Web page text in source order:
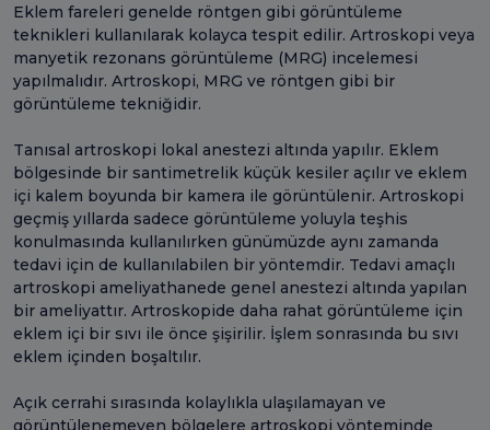
Eklem fareleri genelde röntgen gibi görüntüleme
teknikleri kullanılarak kolayca tespit edilir. Artroskopi veya
manyetik rezonans görüntüleme (MRG) incelemesi
yapılmalıdır. Artroskopi, MRG ve röntgen gibi bir
görüntüleme tekniğidir.
Tanısal artroskopi lokal anestezi altında yapılır. Eklem
bölgesinde bir santimetrelik küçük kesiler açılır ve eklem
içi kalem boyunda bir kamera ile görüntülenir. Artroskopi
geçmiş yıllarda sadece görüntüleme yoluyla teşhis
konulmasında kullanılırken günümüzde aynı zamanda
tedavi için de kullanılabilen bir yöntemdir. Tedavi amaçlı
artroskopi ameliyathanede genel anestezi altında yapılan
bir ameliyattır. Artroskopide daha rahat görüntüleme için
eklem içi bir sıvı ile önce şişirilir. İşlem sonrasında bu sıvı
eklem içinden boşaltılır.
Açık cerrahi sırasında kolaylıkla ulaşılamayan ve
görüntülenemeyen bölgelere artroskopi yönteminde